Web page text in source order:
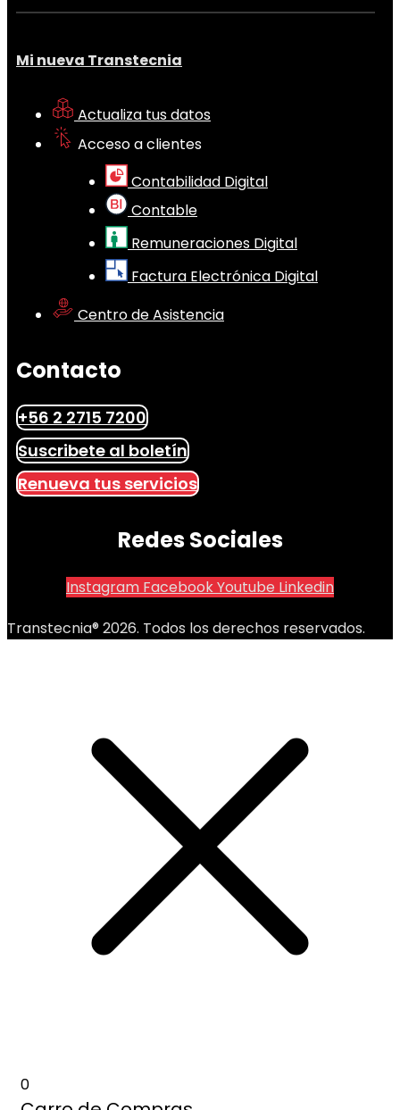
Mi nueva Transtecnia
Actualiza tus datos
Acceso a clientes
Contabilidad Digital
Contable
Remuneraciones Digital
Factura Electrónica Digital
Centro de Asistencia
Contacto
+56 2 2715 7200
Suscribete al boletín
Renueva tus servicios
Redes Sociales
Instagram FacebookYoutube Linkedin
Transtecnia® 2026. Todos los derechos reservados.
0